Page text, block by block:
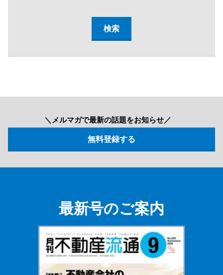
＼メルマガで最新の話題をお知らせ／
最新号のご案内